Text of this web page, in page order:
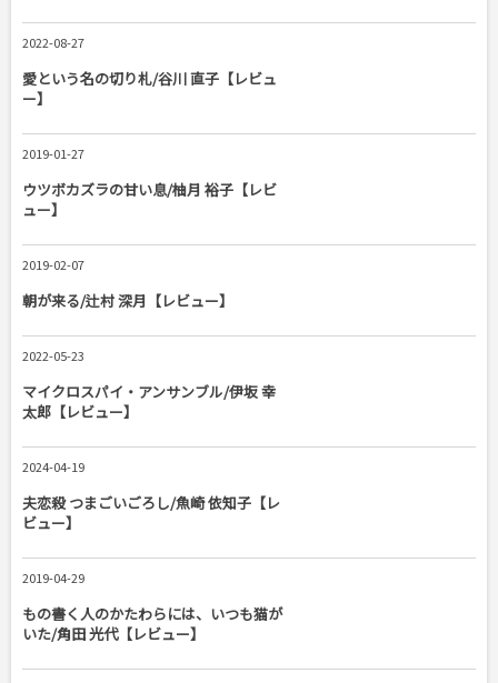
2022-08-27
愛という名の切り札/谷川 直子【レビュ
ー】
2019-01-27
ウツボカズラの甘い息/柚月 裕子【レビ
ュー】
2019-02-07
朝が来る/辻村 深月【レビュー】
2022-05-23
マイクロスパイ・アンサンブル/伊坂 幸
太郎【レビュー】
2024-04-19
夫恋殺 つまごいごろし/魚崎 依知子【レ
ビュー】
2019-04-29
もの書く人のかたわらには、いつも猫が
いた/角田 光代【レビュー】